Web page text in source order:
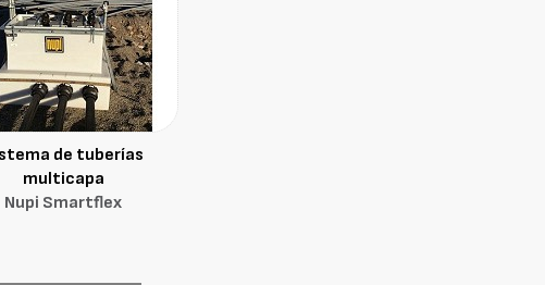
de tuberías
multicapa
Nupi Smartflex